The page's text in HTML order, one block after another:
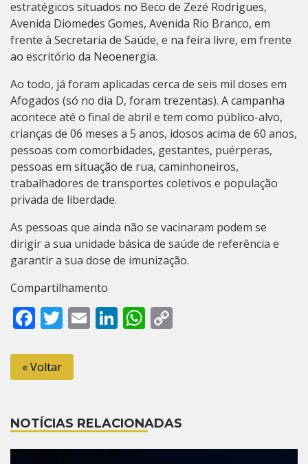
estratégicos situados no Beco de Zezé Rodrigues,
Avenida Diomedes Gomes, Avenida Rio Branco, em
frente à Secretaria de Saúde, e na feira livre, em frente
ao escritório da Neoenergia.
Ao todo, já foram aplicadas cerca de seis mil doses em
Afogados (só no dia D, foram trezentas). A campanha
acontece até o final de abril e tem como público-alvo,
crianças de 06 meses a 5 anos, idosos acima de 60 anos,
pessoas com comorbidades, gestantes, puérperas,
pessoas em situação de rua, caminhoneiros,
trabalhadores de transportes coletivos e população
privada de liberdade.
As pessoas que ainda não se vacinaram podem se
dirigir a sua unidade básica de saúde de referência e
garantir a sua dose de imunização.
Compartilhamento
Facebook
Twitter
EmailLinkedIn
WhatsApp
« Voltar
NOTÍCIAS RELACIONADAS